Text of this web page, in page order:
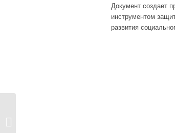
Документ создает
инструментом
развития